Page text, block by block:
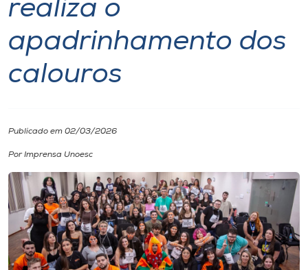
Portal de Ensino
Unoesc
I.nova
Diplomados
Cultura
realiza o
apadrinhamento dos
calouros
Publicado em 02/03/2026
Por Imprensa Unoesc